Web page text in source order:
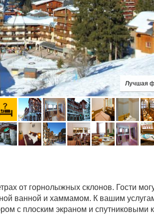
Лучшая
от горнолыжных склонов. Гости
ванной и хаммамом. К вашим
с плоским экраном и спутниковыми